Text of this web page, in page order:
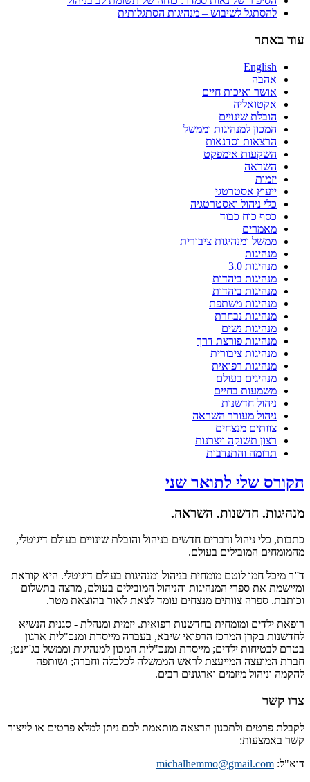
להסתגל לשיבוש – מנהיגות הסתגלותית
עוד באתר
English
אהבה
אושר ואיכות חיים
אקטואליה
הובלת שינויים
המכון למנהיגות וממשל
הרצאות וסדנאות
השקעות אימפקט
השראה
יזמות
ייעוץ אסטרטגי
כלי ניהול ואסטרטגיה
כסף כוח כבוד
מאמרים
ממשל ומנהיגות ציבורית
מנהיגות
מנהיגות 3.0
מנהיגות ביהדות
מנהיגות ביהדות
מנהיגות משתפת
מנהיגות נבחרת
מנהיגות נשים
מנהיגות פורצת דרך
מנהיגות ציבורית
מנהיגות רפואית
מנהיגים בעולם
משמעות בחיים
ניהול חדשנות
ניהול מעורר השראה
צוותים מנצחים
רצון תשוקה ויצרנות
תרומה והתנדבות
הקורס שלי לתואר שני
מנהיגות. חדשנות. השראה.
כתבות, כלי ניהול ודברים חדשים בניהול והובלת שינויים בעולם דיגיטלי,
מהמומחים המובילים בעולם.
ד”ר מיכל חמו לוטם מומחית בניהול ומנהיגות בעולם דיגיטלי. היא קוראת
ומיישמת את ספרי המנהיגות והניהול המובילים בעולם, מרצה בתשלום
וכותבת. ספרה צוותים מנצחים עומד לצאת לאור בהוצאת מטר.
רופאת ילדים ומומחית בחדשנות רפואית. יזמית ומנהלת - סגנית הנשיא
לחדשנות בקרן המרכז הרפואי שיבא, בעברה מייסדת ומנכ"לית ארגון
בטרם לבטיחות ילדים; מייסדת ומנכ"לית המכון למנהיגות וממשל בג'וינט;
חברת המועצה המייעצת לראש הממשלה לכלכלה וחברה; ושותפה
להקמה וניהול מיזמים וארגונים רבים.
צרו קשר
לקבלת פרטים ולתכנון הרצאה מותאמת לכם ניתן למלא פרטים או לייצור
קשר באמצעות:
דוא"ל: michalhemmo@gmail.com